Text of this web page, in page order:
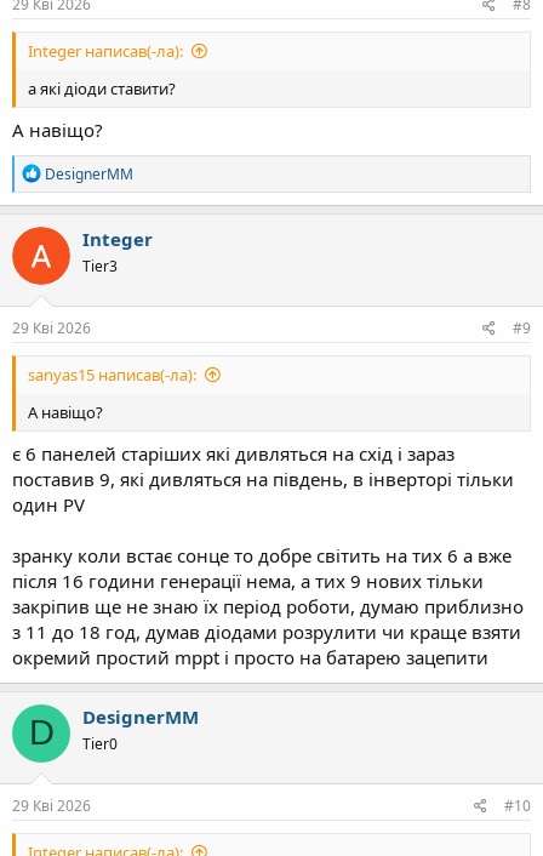
29 Кві 2026 #8
Integer написав(-ла):
а які діоди ставити?
А навіщо?
Р
е
а
к
ц
і
ї
:
DesignerMM
Integer
Tier3
29 Кві 2026 #9
sanyas15 написав(-ла):
А навіщо?
є 6 панелей старіших які дивляться на схід і зараз
поставив 9, які дивляться на південь, в інверторі тільки
один PV
зранку коли встає сонце то добре світить на тих 6 а вже
після 16 години генерації нема, а тих 9 нових тільки
закріпив ще не знаю їх період роботи, думаю приблизно
з 11 до 18 год, думав діодами розрулити чи краще взяти
окремий простий mppt і просто на батарею зацепити
D DesignerMM
Tier0
29 Кві 2026 #10